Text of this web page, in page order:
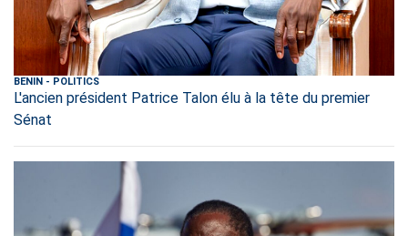
BENIN - POLITICS
L'ancien président Patrice Talon élu à la tête du premier
Sénat